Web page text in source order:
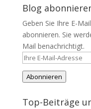
Blog
Geben Sie Ihre E-
abonnieren. Sie
Mail benachrichtigt.
Ihre
E-
Mail-
Abonnieren
Top-Beiträge